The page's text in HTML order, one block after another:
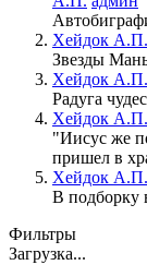
Хейдок А.П.
Звезды
Хейдок А.П.
Радуга чудес
Хейдок А.П.
"Иисус же
пришел в
Хейдок А.П.
В подборку
Фильтры
Загрузка...